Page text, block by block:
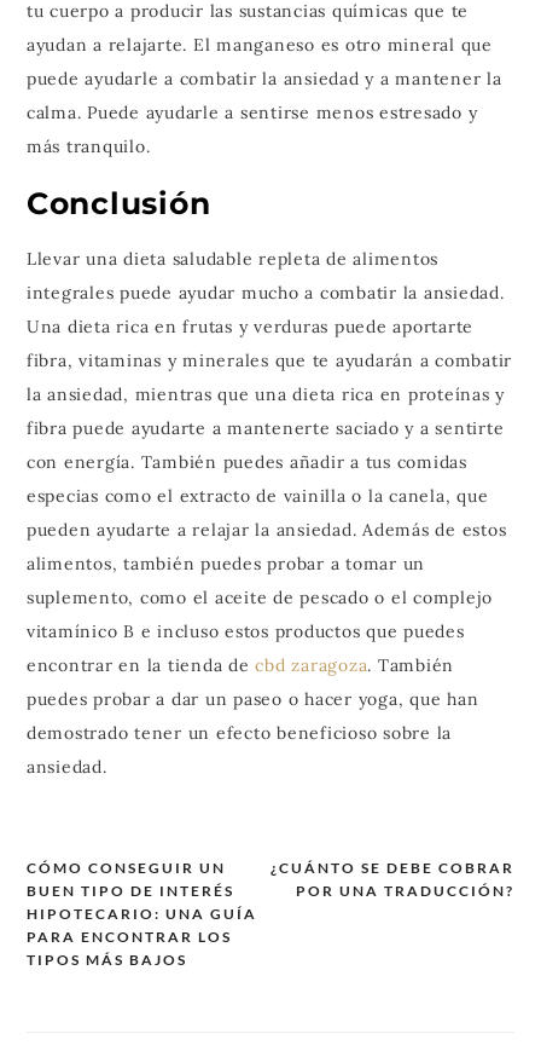
tu cuerpo a producir las sustancias químicas que te
ayudan a relajarte. El manganeso es otro mineral que
puede ayudarle a combatir la ansiedad y a mantener la
calma. Puede ayudarle a sentirse menos estresado y
más tranquilo.
Conclusión
Llevar una dieta saludable repleta de alimentos
integrales puede ayudar mucho a combatir la ansiedad.
Una dieta rica en frutas y verduras puede aportarte
fibra, vitaminas y minerales que te ayudarán a combatir
la ansiedad, mientras que una dieta rica en proteínas y
fibra puede ayudarte a mantenerte saciado y a sentirte
con energía. También puedes añadir a tus comidas
especias como el extracto de vainilla o la canela, que
pueden ayudarte a relajar la ansiedad. Además de estos
alimentos, también puedes probar a tomar un
suplemento, como el aceite de pescado o el complejo
vitamínico B e incluso estos productos que puedes
encontrar en la tienda decbd zaragoza. También
puedes probar a dar un paseo o hacer yoga, que han
demostrado tener un efecto beneficioso sobre la
ansiedad.
Navegación
de
¿CUÁNTO SE DEBE COBRAR
POR UNA TRADUCCIÓN?
CÓMO CONSEGUIR UN
BUEN TIPO DE INTERÉS
HIPOTECARIO: UNA GUÍA
PARA ENCONTRAR LOS
TIPOS MÁS BAJOS